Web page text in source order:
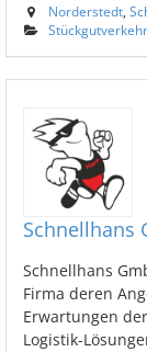
Norderstedt
Stückgutverkehr
Schnellhans
Schnellhans
Firma deren
Erwartungen
Logistik-